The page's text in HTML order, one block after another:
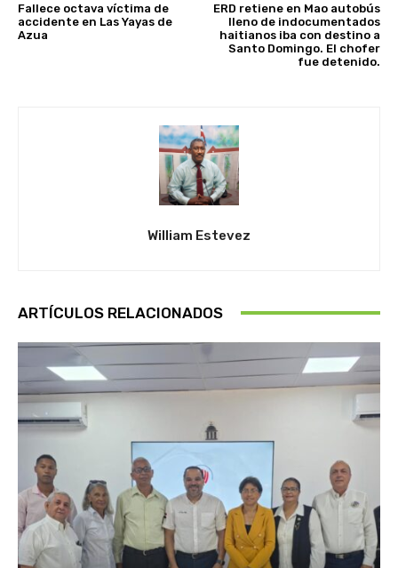
Fallece octava víctima de
accidente en Las Yayas de
Azua
ERD retiene en Mao autobús
lleno de indocumentados
haitianos iba con destino a
Santo Domingo. El chofer
fue detenido.
William Estevez
ARTÍCULOS RELACIONADOS